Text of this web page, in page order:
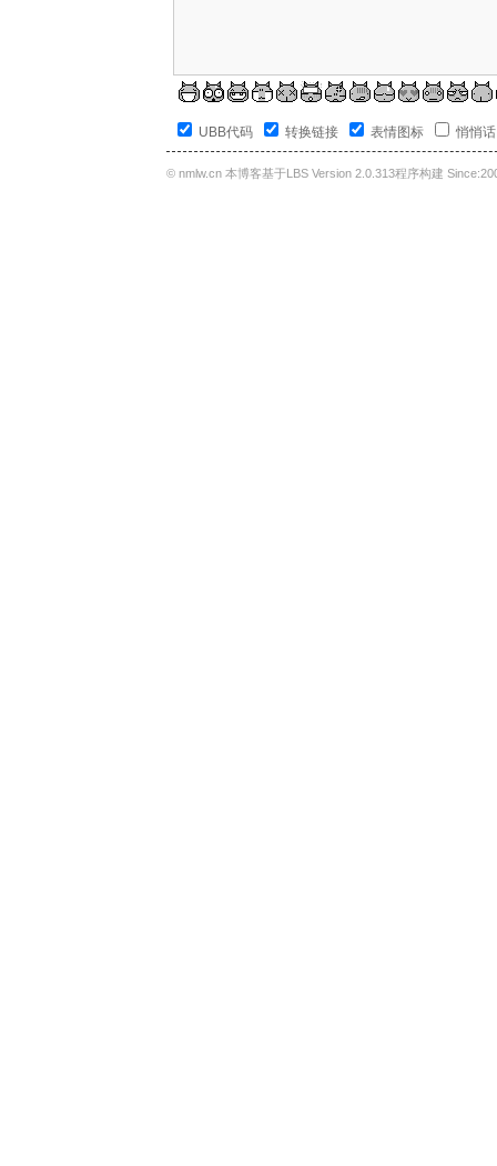
UBB代码 转换链接 表情图标 悄悄
© nmlw.cn 本博客基于LBS Version 2.0.313程序构建